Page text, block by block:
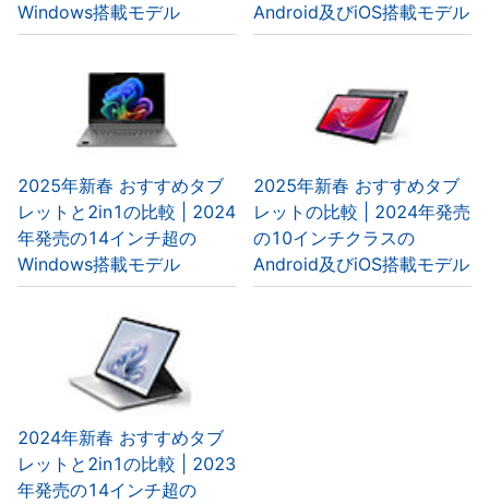
Windows搭載モデル
Android及びiOS搭載モデル
2025年新春 おすすめタブ
レットと2in1の比較 | 2024
年発売の14インチ超の
Windows搭載モデル
2025年新春 おすすめタブ
レットの比較 | 2024年発売
の10インチクラスの
Android及びiOS搭載モデル
2024年新春 おすすめタブ
レットと2in1の比較 | 2023
年発売の14インチ超の